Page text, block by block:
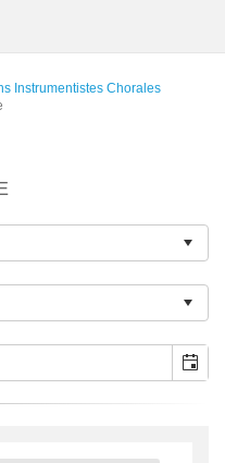
Instrumentistes Chorales